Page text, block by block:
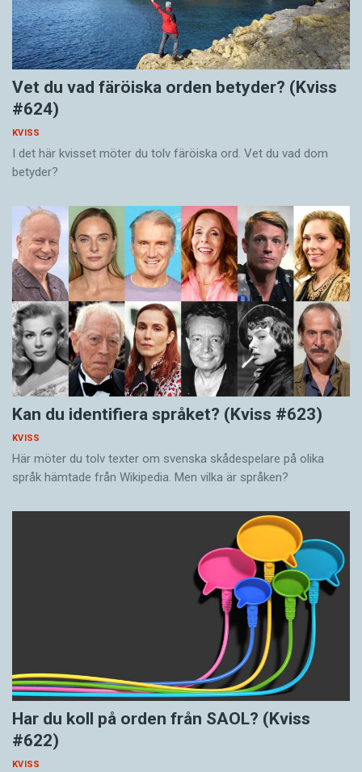
Vet du vad färöiska orden betyder? (Kviss
#624)
KVISS
I det här kvisset möter du tolv färöiska ord. Vet du vad dom
betyder?
Kan du identifiera språket? (Kviss #623)
KVISS
Här möter du tolv texter om svenska skådespelare på olika
språk hämtade från Wikipedia. Men vilka är språken?
Har du koll på orden från SAOL? (Kviss
#622)
KVISS